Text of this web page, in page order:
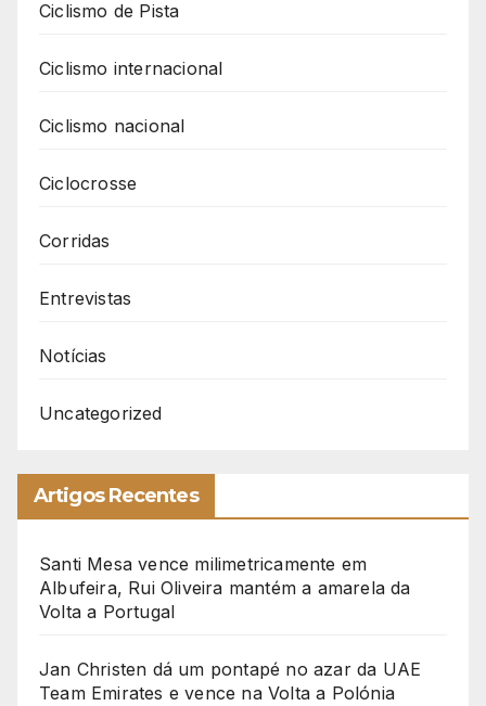
Ciclismo de Pista
Ciclismo internacional
Ciclismo nacional
Ciclocrosse
Corridas
Entrevistas
Notícias
Uncategorized
Artigos Recentes
Santi Mesa vence milimetricamente em
Albufeira, Rui Oliveira mantém a amarela da
Volta a Portugal
Jan Christen dá um pontapé no azar da UAE
Team Emirates e vence na Volta a Polónia